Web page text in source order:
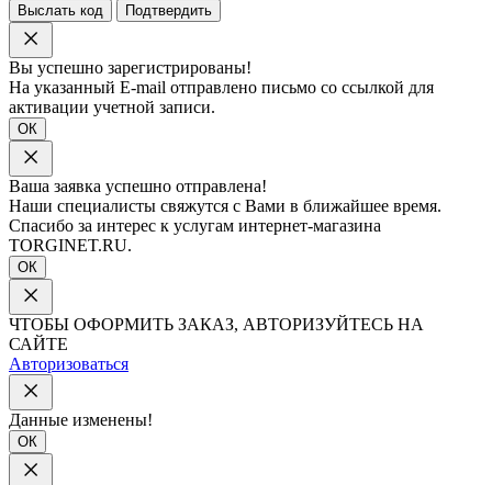
Выслать код Подтвердить
Вы успешно зарегистрированы!
На указанный E-mail отправлено письмо со ссылкой для
активации учетной записи.
ОК
Ваша заявка успешно отправлена!
Наши специалисты свяжутся с Вами в ближайшее время.
Спасибо за интерес к услугам интернет-магазина
TORGINET.RU.
ОК
ЧТОБЫ ОФОРМИТЬ ЗАКАЗ, АВТОРИЗУЙТЕСЬ НА
САЙТЕ
Авторизоваться
Данные изменены!
ОК